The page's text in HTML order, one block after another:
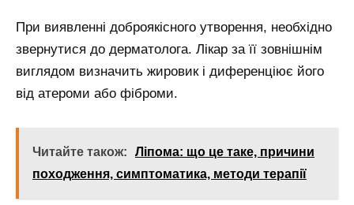
При виявленні доброякісного утворення, необхідно
звернутися до дерматолога. Лікар за її зовнішнім
виглядом визначить жировик і диференціює його
від атероми або фіброми.
Читайте також:
Ліпома: що це таке, причини
походження, симптоматика, методи терапії